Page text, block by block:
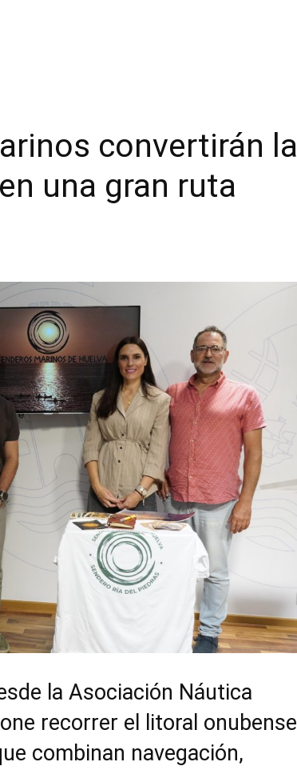
convertirán la
una gran ruta
la Asociación Náutica
recorrer el litoral onubense
combinan navegación,